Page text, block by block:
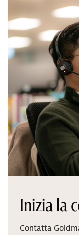
Inizia la
Contatta